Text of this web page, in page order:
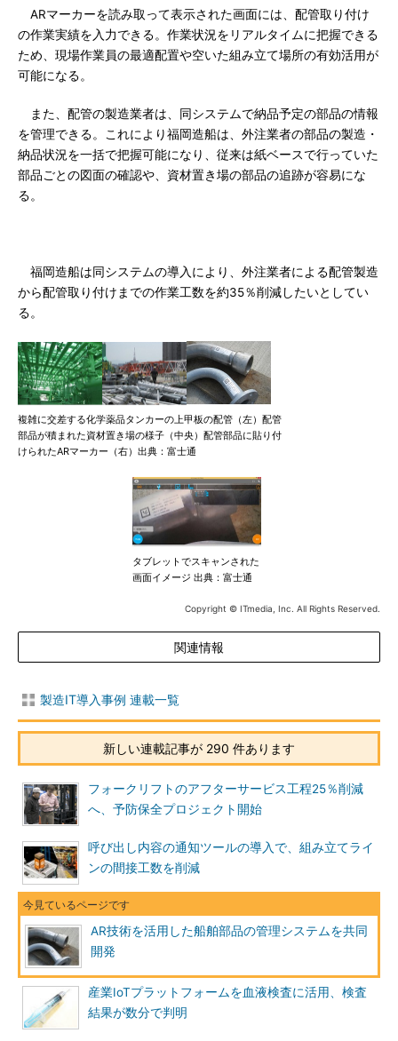
ARマーカーを読み取って表示された画面には、配管取り付け
の作業実績を入力できる。作業状況をリアルタイムに把握できる
ため、現場作業員の最適配置や空いた組み立て場所の有効活用が
可能になる。
また、配管の製造業者は、同システムで納品予定の部品の情報
を管理できる。これにより福岡造船は、外注業者の部品の製造・
納品状況を一括で把握可能になり、従来は紙ベースで行っていた
部品ごとの図面の確認や、資材置き場の部品の追跡が容易にな
る。
福岡造船は同システムの導入により、外注業者による配管製造
から配管取り付けまでの作業工数を約35％削減したいとしてい
る。
複雑に交差する化学薬品タンカーの上甲板の配管（左）配管
部品が積まれた資材置き場の様子（中央）配管部品に貼り付
けられたARマーカー（右）出典：富士通
タブレットでスキャンされた
画面イメージ 出典：富士通
Copyright © ITmedia, Inc. All Rights Reserved.
関連情報
製造IT導入事例 連載一覧
新しい連載記事が 290 件あります
フォークリフトのアフターサービス工程25％削減
へ、予防保全プロジェクト開始
呼び出し内容の通知ツールの導入で、組み立てライ
ンの間接工数を削減
AR技術を活用した船舶部品の管理システムを共同
開発
産業IoTプラットフォームを血液検査に活用、検査
結果が数分で判明